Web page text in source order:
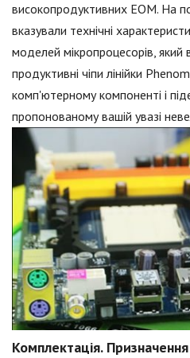
високопродуктивних ЕОМ. На
вказували технічні
моделей мікропроцесорів, який
продуктивні чіпи лінійки
комп'ютерному компоненті і
пропонованому вашій увазі
Комплектація. Призначення